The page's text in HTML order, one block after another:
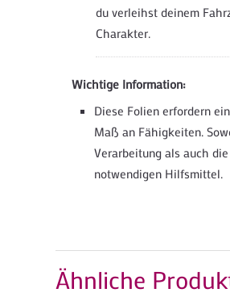
du verleihst deinem
Charakter.
Wichtige Information:
Diese Folien erfordern
Maß an Fähigkeiten.
Verarbeitung als auch die
notwendigen Hilfsmittel.
Ähnliche